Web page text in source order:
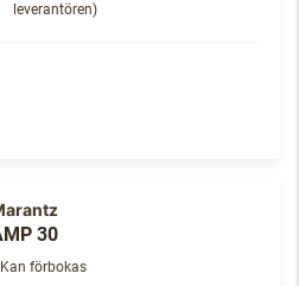
leverantören)
30
Kan förbokas